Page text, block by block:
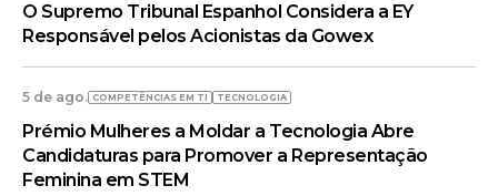
O Supremo Tribunal Espanhol Considera a EY
Responsável pelos Acionistas da Gowex
5 de ago. COMPETÊNCIAS EM TI TECNOLOGIA
Prémio Mulheres a Moldar a Tecnologia Abre
Candidaturas para Promover a Representação
Feminina em STEM